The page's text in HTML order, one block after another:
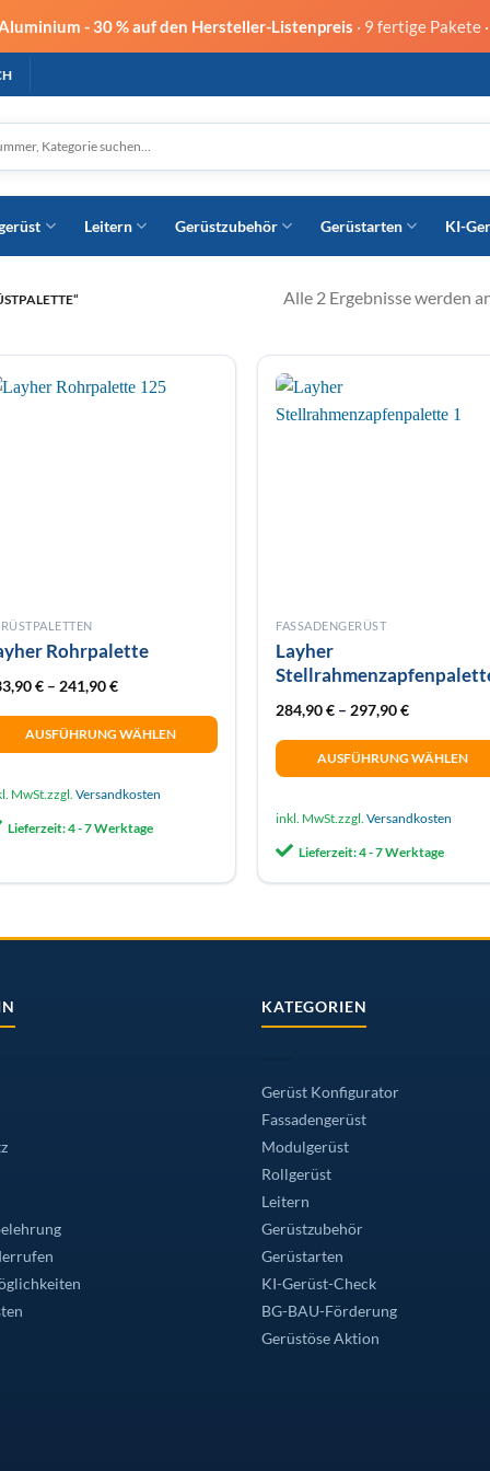
-30 % auf den Hersteller-Listenpreis · 9 fertige Pakete
Leitern Gerüstzubehör Gerüstarten KI-
Alle 2 Ergebnisse werden
Rohrpalette
€– 241,90€
AUSFÜHRUNG WÄHLEN
MwSt. zzgl. Versandkosten
Lieferzeit:4 - 7 Werktage
FASSADENGERÜST
Layher
284,90€ – 297,90€
AUSFÜHRUNG WÄHLEN
Produkt
Varianten
Die
auf
gewählt
werden
inkl. MwSt.zzgl.Versandkosten
Lieferzeit:4 - 7 Werktage
KATEGORIEN
Gerüst Konfigurator
Fassadengerüst
Modulgerüst
Rollgerüst
Leitern
Gerüstzubehör
Gerüstarten
KI-Gerüst-Check
BG-BAU-Förderung
Gerüstöse Aktion